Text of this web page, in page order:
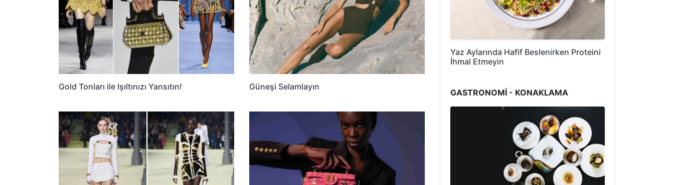
Gold Tonları ile Işıltınızı Yansıtın! Güneşi Selamlayın
Yaz Aylarında Hafif Beslenirken Proteini
İhmal Etmeyin
GASTRONOMİ - KONAKLAMA